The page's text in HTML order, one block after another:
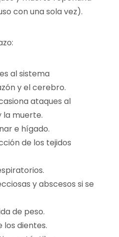
con una sola vez).
al sistema
y el cerebro.
ataques al
la muerte.
e hígado.
de los tejidos
y abscesos si se
de peso.
los dientes.